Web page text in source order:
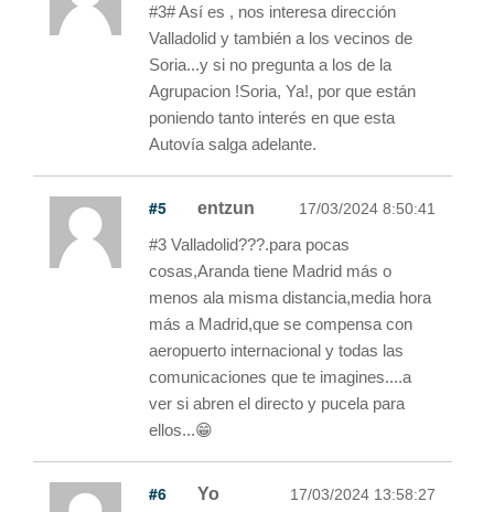
#3# Así es , nos interesa dirección
Valladolid y también a los vecinos de
Soria...y si no pregunta a los de la
Agrupacion !Soria, Ya!, por que están
poniendo tanto interés en que esta
Autovía salga adelante.
#5 entzun 17/03/2024 8:50:41
#3 Valladolid???.para pocas
cosas,Aranda tiene Madrid más o
menos ala misma distancia,media hora
más a Madrid,que se compensa con
aeropuerto internacional y todas las
comunicaciones que te imagines....a
ver si abren el directo y pucela para
ellos...😁
#6 Yo 17/03/2024 13:58:27